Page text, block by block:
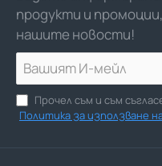
продукти и
нашите новости!
И-
мейл
Прочел съм и съм
Политика за използване